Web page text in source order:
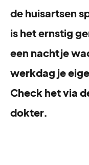
de huisartsen
is het ernstig
een nachtje
werkdag je
Check het via
dokter.